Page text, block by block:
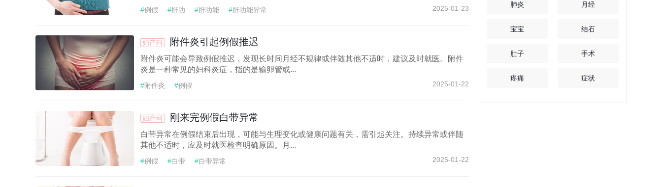
#例假 #肝功 #肝功能 #肝功能异常 2025-01-23
妇产科 附件炎引起例假推迟
附件炎可能会导致例假推迟，发现长时间月经不规律或伴随其他不适时，建议及时就医。附件
炎是一种常见的妇科炎症，指的是输卵管或...
#附件炎 #例假 2025-01-22
妇产科 刚来完例假白带异常
白带异常在例假结束后出现，可能与生理变化或健康问题有关，需引起关注。持续异常或伴随
其他不适时，应及时就医检查明确原因。月...
#例假 #白带 #白带异常 2025-01-22
肺炎 月经
宝宝 结石
肚子 手术
疼痛 症状